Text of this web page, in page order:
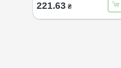
221.63 ₴